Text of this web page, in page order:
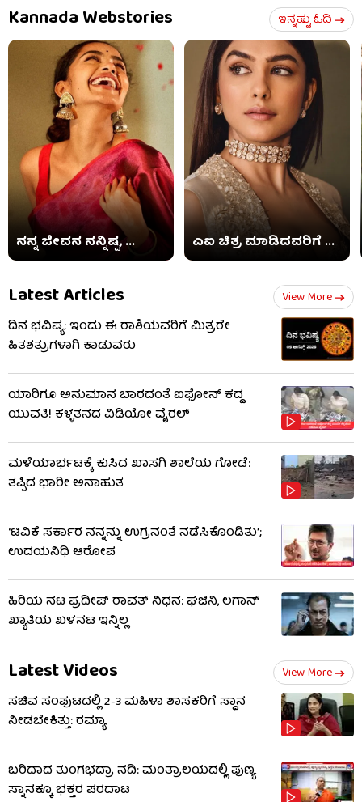
Kannada Webstories ಇನ್ನಷ್ಟು ಓದಿ
ನನ್ನ ಜೀವನ ನನ್ನಿಷ್ಟ, ... ಎಐ ಚಿತ್ರ ಮಾಡಿದವರಿಗೆ ...
Latest Articles View More
ದಿನ ಭವಿಷ್ಯ: ಇಂದು ಈ ರಾಶಿಯವರಿಗೆ ಮಿತ್ರರೇ
ಹಿತಶತ್ರುಗಳಾಗಿ ಕಾಡುವರು
ಯಾರಿಗೂ ಅನುಮಾನ ಬಾರದಂತೆ ಐಫೋನ್ ಕದ್ದ
ಯುವತಿ! ಕಳ್ಳತನದ ವಿಡಿಯೋ ವೈರಲ್
ಮಳೆಯಾರ್ಭಟಕ್ಕೆ ಕುಸಿದ ಖಾಸಗಿ ಶಾಲೆಯ ಗೋಡೆ:
ತಪ್ಪಿದ ಭಾರೀ ಅನಾಹುತ
‘ಟಿವಿಕೆ ಸರ್ಕಾರ ನನ್ನನ್ನು ಉಗ್ರನಂತೆ ನಡೆಸಿಕೊಂಡಿತು’;
ಉದಯನಿಧಿ ಆರೋಪ
ಹಿರಿಯ ನಟ ಪ್ರದೀಪ್ ರಾವತ್ ನಿಧನ: ಘಜಿನಿ, ಲಗಾನ್
ಖ್ಯಾತಿಯ ಖಳನಟ ಇನ್ನಿಲ್ಲ
Latest Videos View More
ಸಚಿವ ಸಂಪುಟದಲ್ಲಿ 2-3 ಮಹಿಳಾ ಶಾಸಕರಿಗೆ ಸ್ಥಾನ
ನೀಡಬೇಕಿತ್ತು: ರಮ್ಯಾ
ಬರಿದಾದ ತುಂಗಭದ್ರಾ ನದಿ: ಮಂತ್ರಾಲಯದಲ್ಲಿ ಪುಣ್ಯ
ಸ್ನಾನಕ್ಕೂ ಭಕ್ತರ ಪರದಾಟ